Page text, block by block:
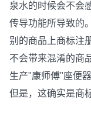
泉水的时候会不会
传导功能所导致的
别的商品上商标注
不会带来混淆的商
生产"康师傅"座便
但是，这确实是商